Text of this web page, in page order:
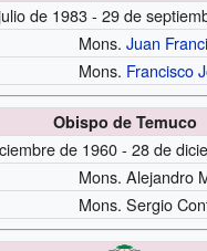
de 1983 - 29 de
Mons.Juan
Mons. Francisco
Obispo de Temuco
de 1960 - 28 de
Mons. Alejandro
Mons. Sergio